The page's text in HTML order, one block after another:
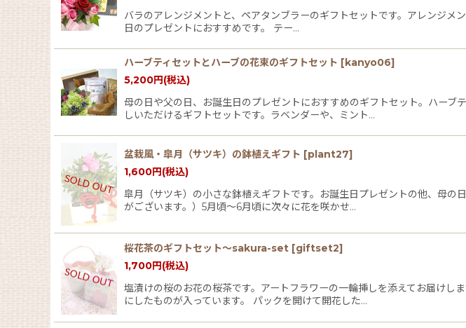
バラのアレンジメントと、ペアタンブラーのギフトセットです。アレンジ
日のプレゼントにおすすめです。 テー…
ハーブティセットとハーブの花束のギフトセット [kanyo06]
5,200円(税込)
母の日や父の日、お誕生日のプレゼントにおすすめのギフトセット。ハー
しいただけるギフトセットです。ラベンダーや、ミント…
盆栽風・皐月（サツキ）の鉢植えギフト [plant27]
1,600円(税込)
皐月（サツキ）の小さな鉢植えギフトです。お誕生日プレゼントの他、母
がございます。）5月頃〜6月頃に次々に花を咲かせ…
桜花茶のギフトセット〜sakura-set [giftset2]
1,700円(税込)
塩漬けの桜のお花の桜茶です。アートフラワーの一輪挿しを添えてお届け
にしたものが入っています。 パックを開けて開花した…